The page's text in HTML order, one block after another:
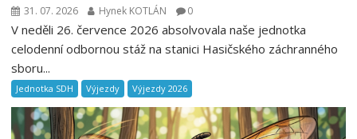
31. 07. 2026 Hynek KOTLÁN 0
V neděli 26. července 2026 absolvovala naše jednotka
celodenní odbornou stáž na stanici Hasičského záchranného
sboru...
Jednotka SDH Výjezdy Výjezdy 2026